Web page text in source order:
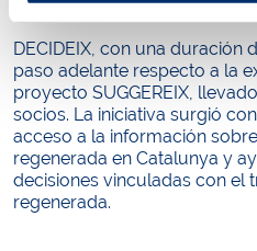
DECIDEIX, con una duración
paso adelante respecto a la
proyecto SUGGEREIX,
socios. La iniciativa surgió
acceso a la información
regenerada en Catalunya y
decisiones vinculadas con el
regenerada.